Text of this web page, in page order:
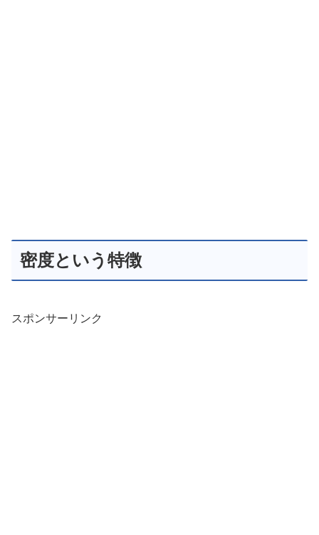
密度という特徴
スポンサーリンク